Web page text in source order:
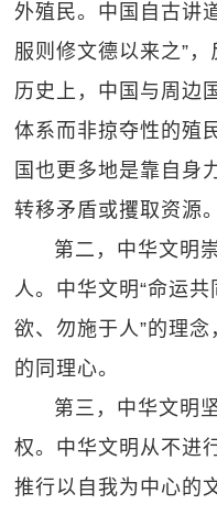
外殖民。中国自古讲
服则修文德以来之”，
历史上，中国与周边
体系而非掠夺性的殖
国也更多地是靠自身
转移矛盾或攫取资源。
第二，中华文明
人。中华文明“命运
欲、勿施于人”的理念
的同理心。
第三，中华文明
权。中华文明从不进
推行以自我为中心的